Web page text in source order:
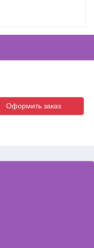
Оформить заказ